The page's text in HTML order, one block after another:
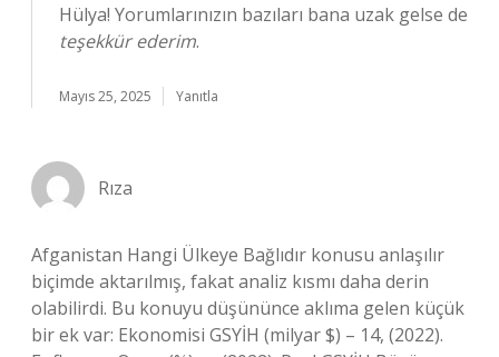
Hülya! Yorumlarınızın bazıları bana uzak gelse de
teşekkür ederim.
Mayıs 25, 2025 Yanıtla
Rıza
Afganistan Hangi Ülkeye Bağlıdır konusu anlaşılır
biçimde aktarılmış, fakat analiz kısmı daha derin
olabilirdi. Bu konuyu düşününce aklıma gelen küçük
bir ek var: Ekonomisi GSYİH (milyar $) – 14, (2022).